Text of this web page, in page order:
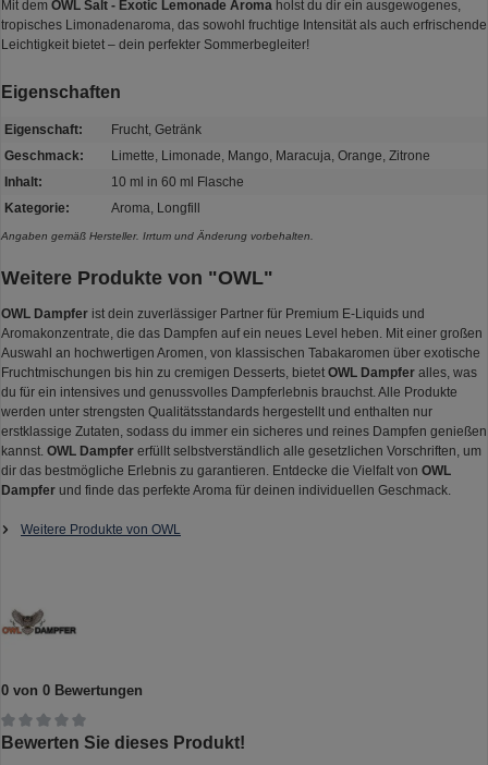
Mit dem OWL Salt - Exotic Lemonade Aroma holst du dir ein ausgewogenes,
tropisches Limonadenaroma, das sowohl fruchtige Intensität als auch erfrischende
Leichtigkeit bietet – dein perfekter Sommerbegleiter!
Eigenschaften
Eigenschaft:
Frucht, Getränk
Geschmack:
Limette, Limonade, Mango, Maracuja, Orange, Zitrone
Inhalt:
10 ml in 60 ml Flasche
Kategorie:
Aroma, Longfill
Angaben gemäß Hersteller. Irrtum und Änderung vorbehalten.
Weitere Produkte von "OWL"
OWL Dampfer ist dein zuverlässiger Partner für Premium E-Liquids und
Aromakonzentrate, die das Dampfen auf ein neues Level heben. Mit einer großen
Auswahl an hochwertigen Aromen, von klassischen Tabakaromen über exotische
Fruchtmischungen bis hin zu cremigen Desserts, bietet OWL Dampfer alles, was
du für ein intensives und genussvolles Dampferlebnis brauchst. Alle Produkte
werden unter strengsten Qualitätsstandards hergestellt und enthalten nur
erstklassige Zutaten, sodass du immer ein sicheres und reines Dampfen genießen
kannst. OWL Dampfer erfüllt selbstverständlich alle gesetzlichen Vorschriften, um
dir das bestmögliche Erlebnis zu garantieren. Entdecke die Vielfalt von OWL
Dampfer und finde das perfekte Aroma für deinen individuellen Geschmack.
Weitere Produkte von OWL
0 von 0 Bewertungen
Durchschnittliche Bewertung von 0 von 5 Sternen
Bewerten Sie dieses Produkt!